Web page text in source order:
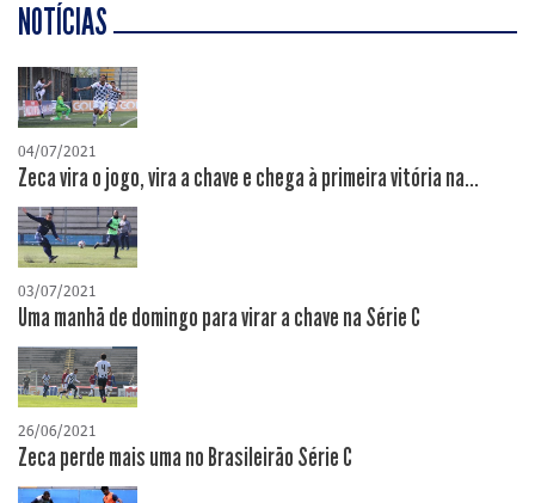
NOTÍCIAS
04/07/2021
Zeca vira o jogo, vira a chave e chega à primeira vitória na...
03/07/2021
Uma manhã de domingo para virar a chave na Série C
26/06/2021
Zeca perde mais uma no Brasileirão Série C